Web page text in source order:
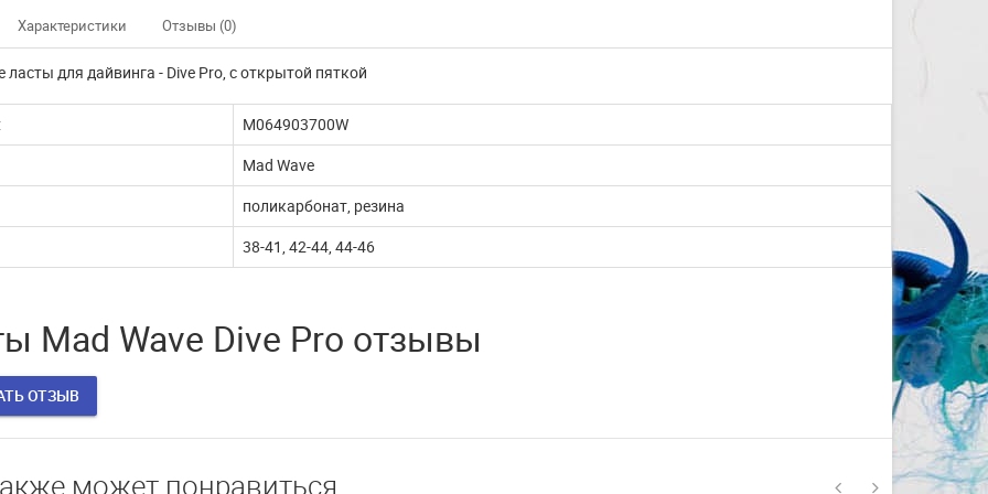
не доступны
Наш интернет магазин
Характеристики Отзывы (0)
ласты для дайвинга - Dive Pro, с открытой пяткой
M064903700W
Mad Wave
поликарбонат, резина
38-41, 42-44, 44-46
Mad Wave Dive Pro отзывы
ОТЗЫВ
может понравиться